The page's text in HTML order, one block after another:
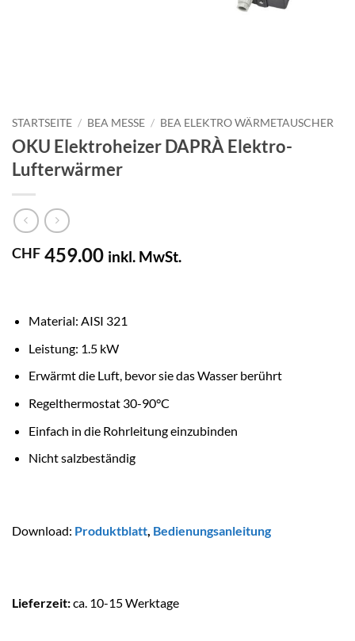
STARTSEITE / BEA MESSE / BEA ELEKTRO WÄRMETAUSCHER
OKU Elektroheizer DAPRÀ Elektro-
Lufterwärmer
CHF 459.00 inkl. MwSt.
Material: AISI 321
Leistung: 1.5 kW
Erwärmt die Luft, bevor sie das Wasser berührt
Regelthermostat 30-90°C
Einfach in die Rohrleitung einzubinden
Nicht salzbeständig
Download: Produktblatt, Bedienungsanleitung
Lieferzeit:ca. 10-15 Werktage